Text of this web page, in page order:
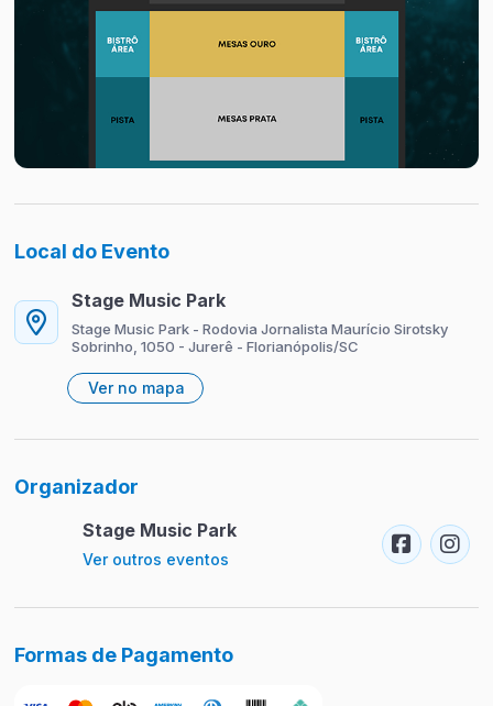
Local do Evento
Stage Music Park
Stage Music Park - Rodovia Jornalista Maurício Sirotsky
Sobrinho, 1050 - Jurerê - Florianópolis/SC
Ver no mapa
Organizador
Stage Music Park
Ver outros eventos
Formas de Pagamento